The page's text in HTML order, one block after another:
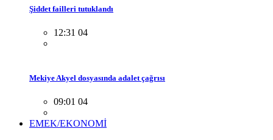
Şiddet failleri tutuklandı
12:31 04
Mekiye Akyel dosyasında adalet çağrısı
09:01 04
EMEK/EKONOMİ